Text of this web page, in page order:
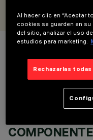
COLOR
Al hacer clic en “Aceptar
cookies se guarden en
del sitio, analizar el uso
estudios para marketing.
Rechazarlas todas